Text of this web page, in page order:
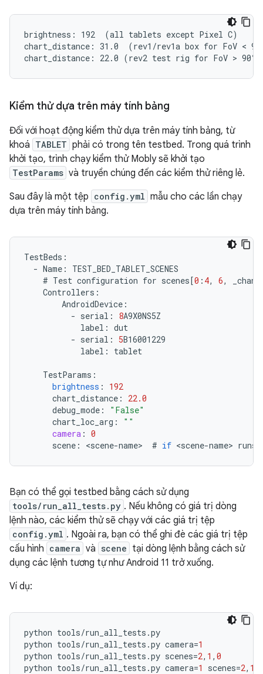
brightness: 192  (all tablets except Pixel C)
chart_distance: 31.0  (rev1/rev1a box for FoV <
Kiểm thử dựa trên máy tính bảng
Đối với hoạt động kiểm thử dựa trên máy tính bảng, từ
khoá TABLET phải có trong tên testbed. Trong quá trình
khởi tạo, trình chạy kiểm thử Mobly sẽ khởi tạo
TestParams và truyền chúng đến các kiểm thử riêng lẻ.
Sau đây là một tệp config.yml mẫu cho các lần chạy
dựa trên máy tính bảng.
TestBeds :
- Name :
TEST_BED_TABLET_SCENES
# Test configuration for scenes[0 : 4, 6,
Controllers :
AndroidDevice :
- serial : 8A9X0NS5Z
label : dut
- serial : 5B16001229
label : tablet
TestParams :
brightness :
192
chart_distance :
22.0
debug_mode :
"False"
chart_loc_arg :
""
camera : 0
scene : <scene-name> # if <scene-name> runs
Bạn có thể gọi testbed bằng cách sử dụng
tools/run_all_tests.py . Nếu không có giá trị dòng
lệnh nào, các kiểm thử sẽ chạy với các giá trị tệp
config.yml . Ngoài ra, bạn có thể ghi đè các giá trị tệp
cấu hình camera và scene tại dòng lệnh bằng cách sử
dụng các lệnh tương tự như Android 11 trở xuống.
Ví dụ:
python tools/run_all_tests .py
python tools/run_all_tests .py camera=1
python tools/run_all_tests .py scenes=2, 1 , 0
python tools/run_all_tests .py camera=1 scenes=2, 1